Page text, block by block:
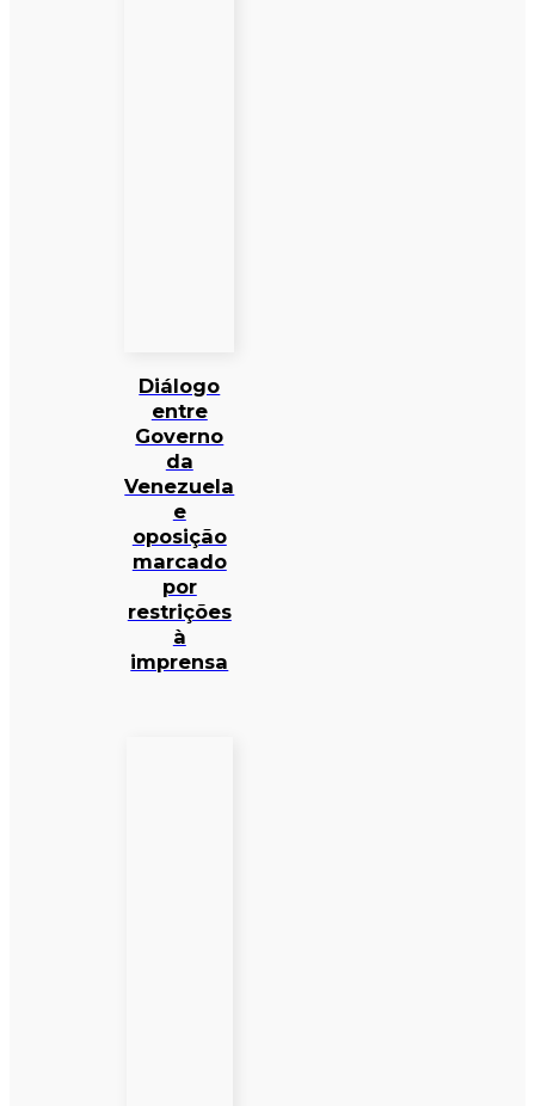
Diálogo
entre
Governo
da
Venezuela
e
oposição
marcado
por
restrições
à
imprensa